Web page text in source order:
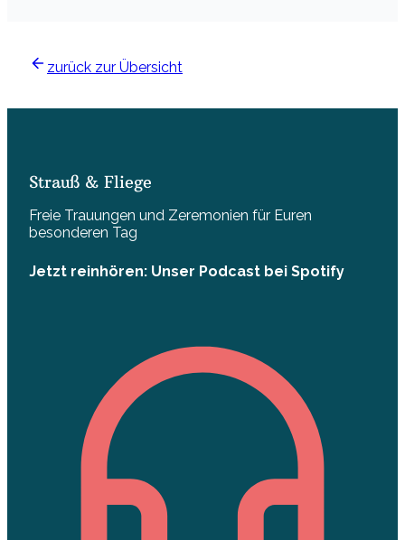
zurück zur Übersicht
Strauß & Fliege
Freie Trauungen und Zeremonien für Euren
besonderen Tag
Jetzt reinhören: Unser Podcast bei Spotify